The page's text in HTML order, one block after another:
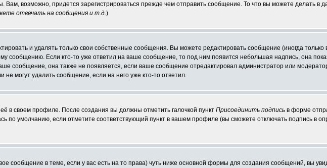
Вам, возможно, придется зарегистрироваться прежде чем отправить сообщение. То что вы можете делать в
отвечать на сообщения и т.д.)
и удалять только свои собственные сообщения. Вы можете редактировать сообщение (иногда только
сообщению. Если кто-то уже ответил на ваше сообщение, то под ним появится небольшая надпись, она
сообщение, она также не появляется, если ваше сообщение отредактировал администратор или
могут удалить сообщение, если на него уже кто-то ответил.
в своем профиле. После создания вы должны отметить галочкой пункт Присоединить подпись в форме
по умолчанию, если отметите соответствующий пункт в вашем профиле (вы сможете отключать подпись в
сообщение в теме, если у вас есть на то права) чуть ниже основной формы для создания сообщений, вы